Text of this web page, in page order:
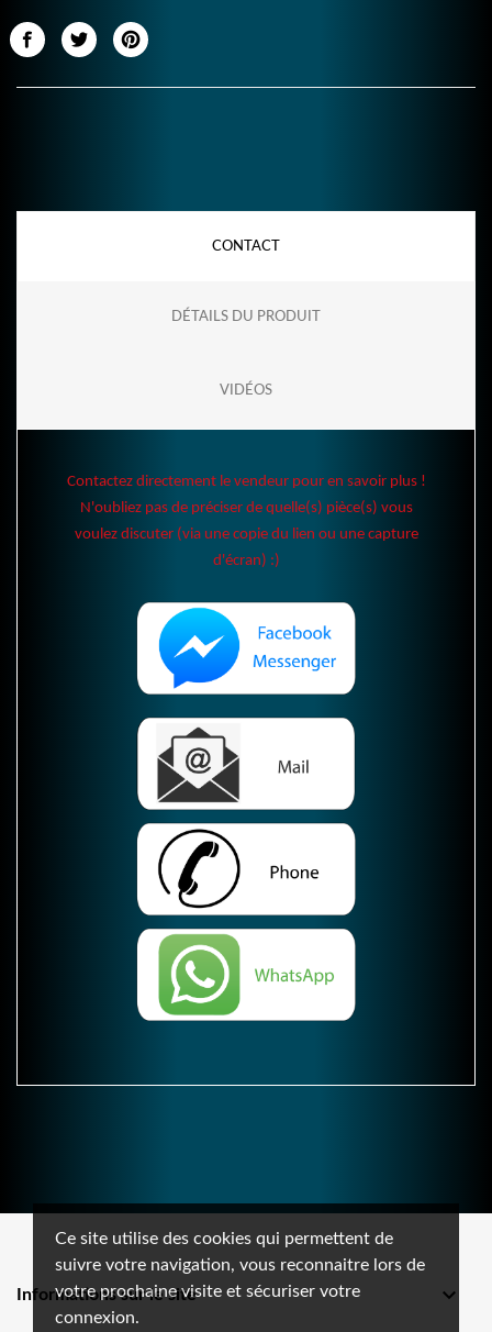
Ce site utilise des cookies qui permettent de
suivre votre navigation, vous reconnaitre lors de
votre prochaine visite et sécuriser votre
connexion.
CONTACT
DÉTAILS DU PRODUIT
VIDÉOS
Contactez directement le vendeur pour en savoir plus !
N'oubliez pas de préciser de quelle(s) pièce(s) vous
voulez discuter (via une copie du lien ou une capture
d'écran) :)
Informations sur le site 